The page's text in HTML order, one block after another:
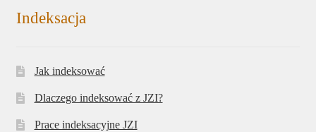
Indeksacja
Jak indeksować
Dlaczego indeksować z JZI?
Prace indeksacyjne JZI